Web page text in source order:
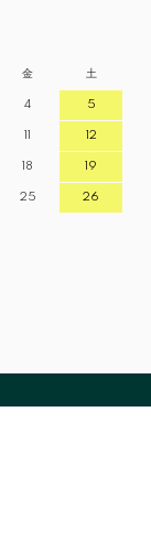
金 土
4 5
11 12
18 19
25 26